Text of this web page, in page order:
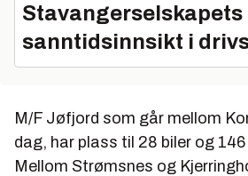
sanntidsinnsikt i
M/F Jøfjord som går mellom
dag, har plass til 28 biler og
Mellom Strømsnes og